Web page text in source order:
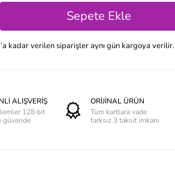
Sepete Ekle
kadar verilen siparişler aynı gün kargoya verilir.
ALIŞVERİŞ
128 bit
güvende
ORİJİNAL ÜRÜN
Tüm kartlara vade
farksız 3 taksit imkanı